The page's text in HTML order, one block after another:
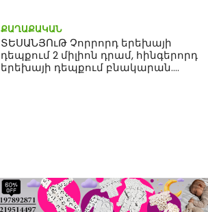
ՔԱՂԱՔԱԿԱՆ
ՏԵՍԱՆՅՈւԹ Չորրորդ երեխայի
դեպքում 2 միլիոն դրամ, հինգերորդ
երեխայի դեպքում բնակարան.